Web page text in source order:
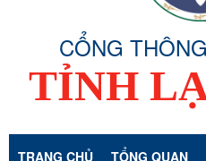
CỔNG
TỈNH
TRANG CHỦ TỔNG QUAN